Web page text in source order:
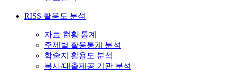
RISS 활용도 분석
자료 현황 통계
주제별 활용통계 분석
학술지 활용도 분석
복사/대출제공 기관 분석